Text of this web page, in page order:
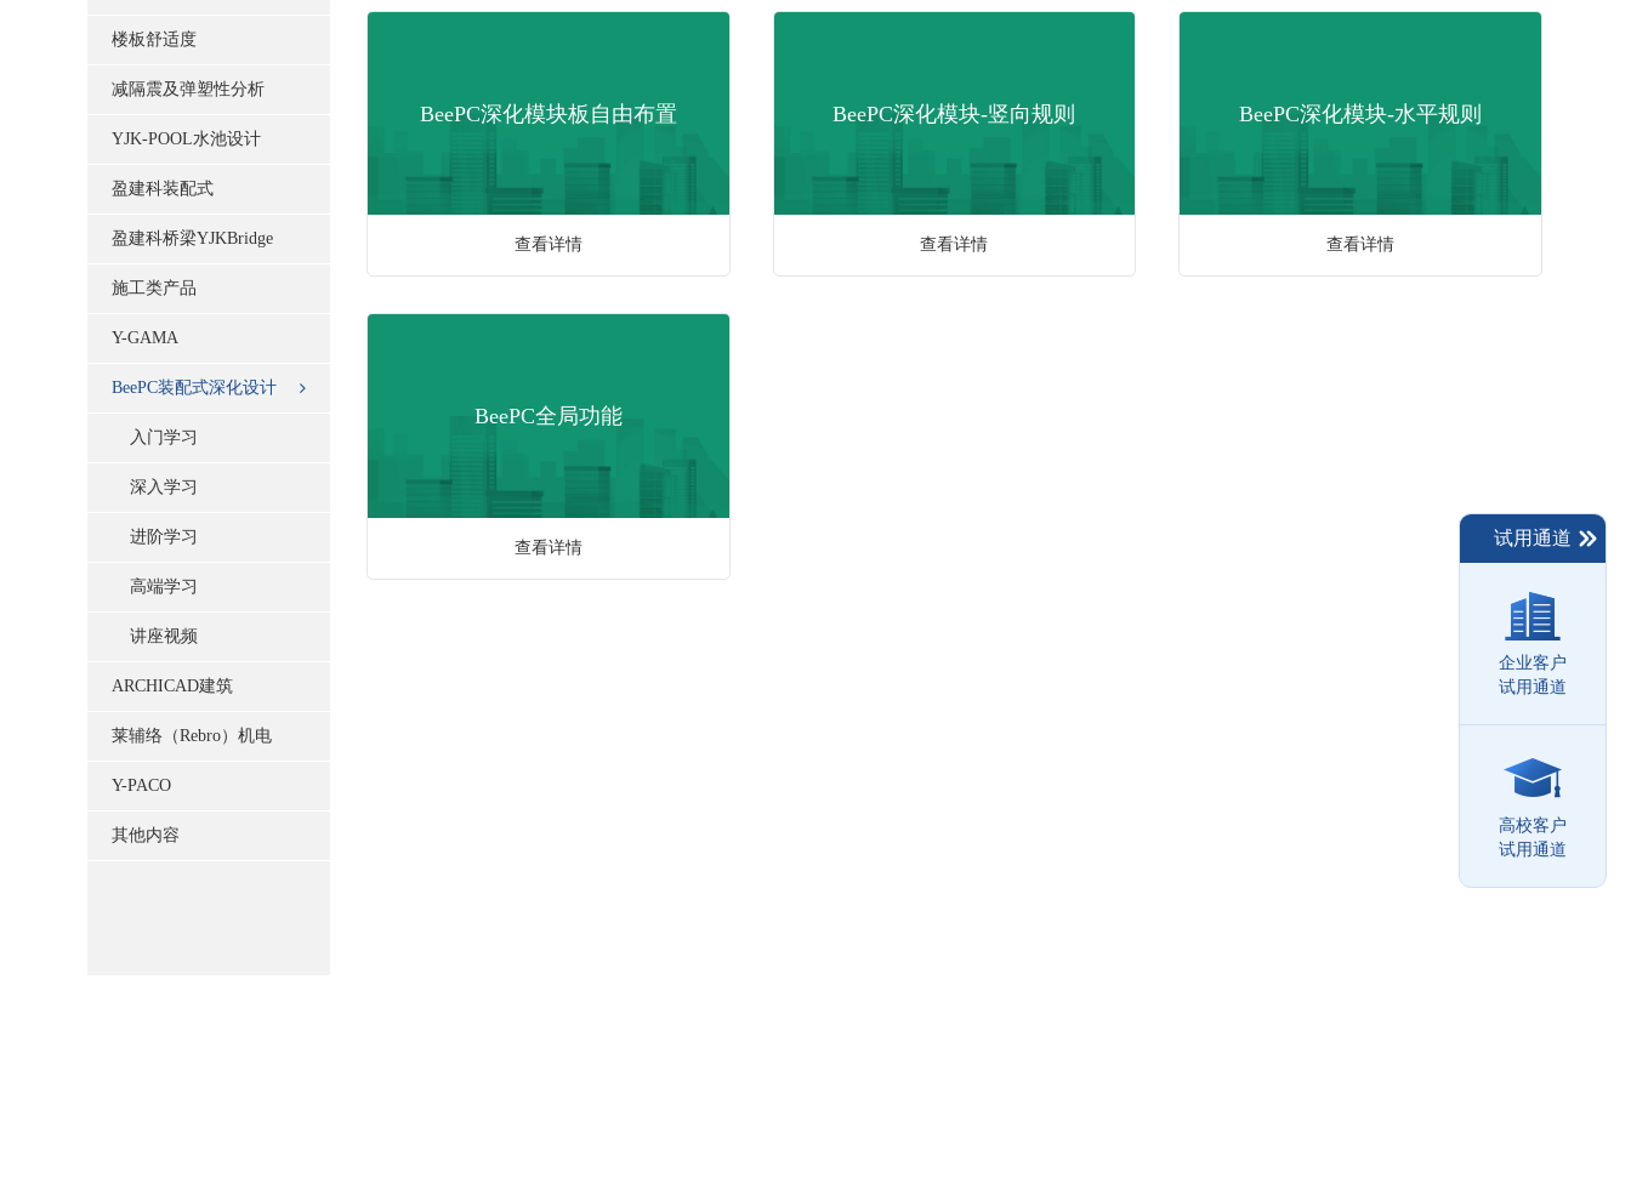
楼板舒适度
减隔震及弹塑性分析
YJK-POOL水池设计
盈建科装配式
盈建科桥梁YJKBridge
施工类产品
Y-GAMA
BeePC装配式深化设计
入门学习
深入学习
进阶学习
高端学习
讲座视频
ARCHICAD建筑
莱辅络（Rebro）机电
Y-PACO
其他内容
BeePC深化模块板自由布置
查看详情
BeePC深化模块-竖向规则
查看详情
BeePC深化模块-水平规则
查看详情
BeePC全局功能
查看详情 试用通道
企业客户
试用通道
高校客户
试用通道